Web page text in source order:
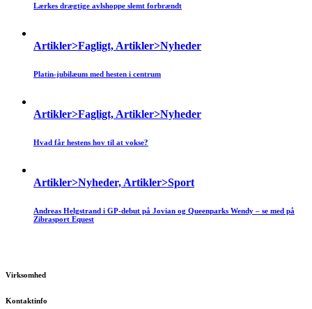
Lærkes drægtige avlshoppe slemt forbrændt
Artikler>Fagligt, Artikler>Nyheder
Platin-jubilæum med hesten i centrum
Artikler>Fagligt, Artikler>Nyheder
Hvad får hestens hov til at vokse?
Artikler>Nyheder, Artikler>Sport
Andreas Helgstrand i GP-debut på Jovian og Queenparks Wendy – se med på
Zibrasport Equest
Virksomhed
Kontaktinfo